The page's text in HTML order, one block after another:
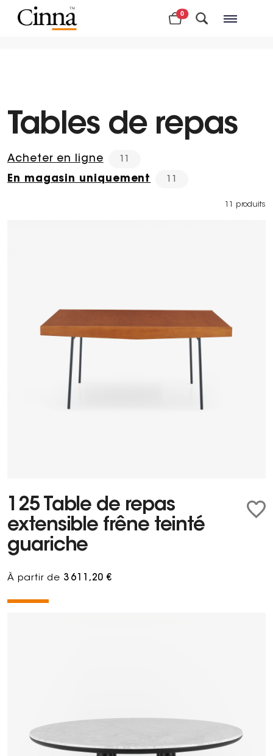
0
Tables de repas
Acheter en ligne
En magasin uniquement
11 produits
125 Table de repas
extensible frêne teinté
guariche
À partir de 3 611,20 €